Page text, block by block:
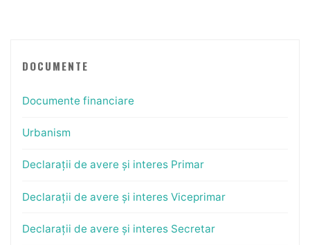
DOCUMENTE
Documente financiare
Urbanism
Declarații de avere și interes Primar
Declarații de avere și interes Viceprimar
Declarații de avere și interes Secretar